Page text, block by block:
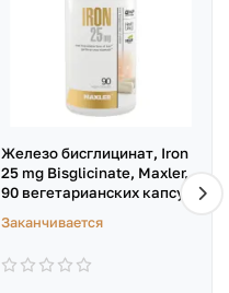
Железо бисглицинат, Iron
25 mg Bisglicinate, Maxler,
90 вегетарианских капсул
Заканчивается